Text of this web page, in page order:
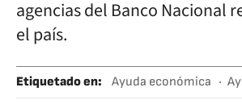
agencias del Banco Nacional
el país.
Etiquetado en: Ayuda económica